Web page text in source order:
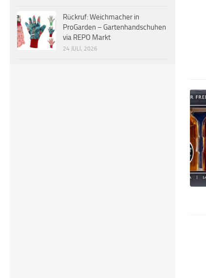
Rückruf: Weichmacher in
ProGarden – Gartenhandschuhen
via REPO Markt
24 JULI, 2026